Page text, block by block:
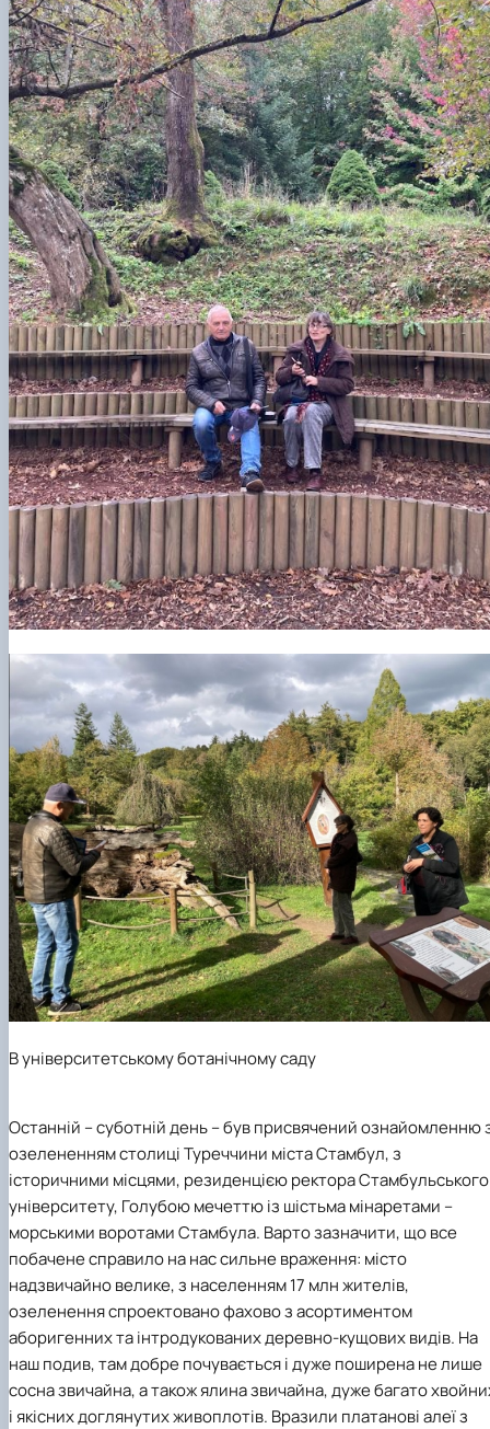
В університетському ботанічному саду
Останній – суботній день – був присвячений ознайомленню
озелененням столиці Туреччини міста Стамбул, з
історичними місцями, резиденцією ректора Стамбульського
університету, Голубою мечеттю із шістьма мінаретами –
морськими воротами Стамбула. Варто зазначити, що все
побачене справило на нас сильне враження: місто
надзвичайно велике, з населенням 17 млн жителів,
озеленення спроектовано фахово з асортиментом
аборигенних та інтродукованих деревно-кущових видів. На
наш подив, там добре почувається і дуже поширена не лише
сосна звичайна, а також ялина звичайна, дуже багато
і якісних доглянутих живоплотів. Вразили платанові алеї з